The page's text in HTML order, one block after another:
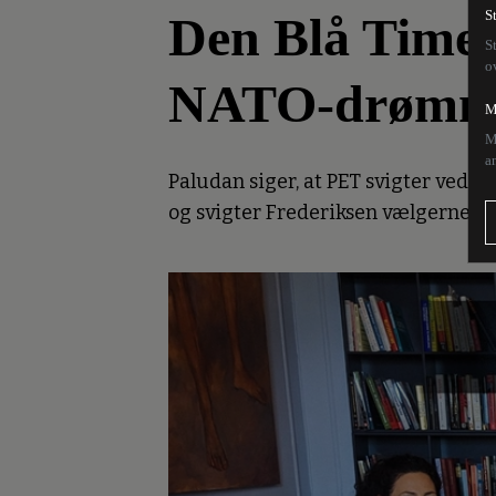
Den Blå
NATO-
Paludan siger, at PET svigter ved
og svigter Frederiksen vælgerne,